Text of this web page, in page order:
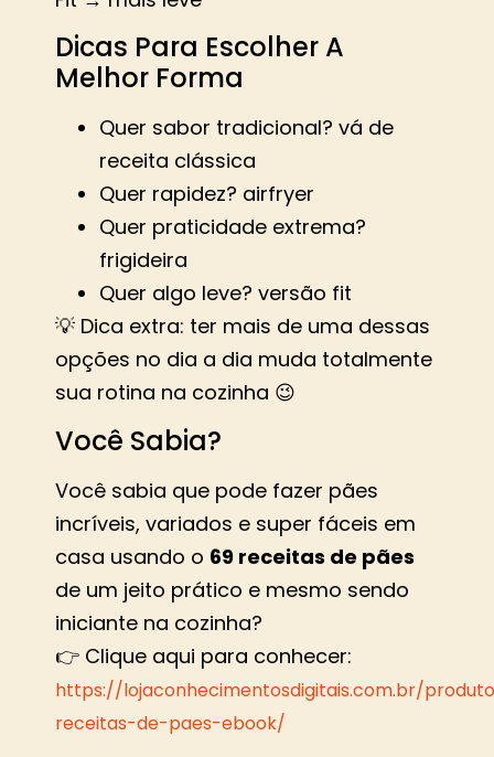
Dicas Para Escolher A
Melhor Forma
Quer sabor tradicional? vá de
receita clássica
Quer rapidez? airfryer
Quer praticidade extrema?
frigideira
Quer algo leve? versão fit
💡 Dica extra: ter mais de uma dessas
opções no dia a dia muda totalmente
sua rotina na cozinha 😉
Você Sabia?
Você sabia que pode fazer pães
incríveis, variados e super fáceis em
casa usando o 69 receitas de pães
de um jeito prático e mesmo sendo
iniciante na cozinha?
👉 Clique aqui para conhecer:
https://lojaconhecimentosdigitais.com.br/
receitas-de-paes-ebook/